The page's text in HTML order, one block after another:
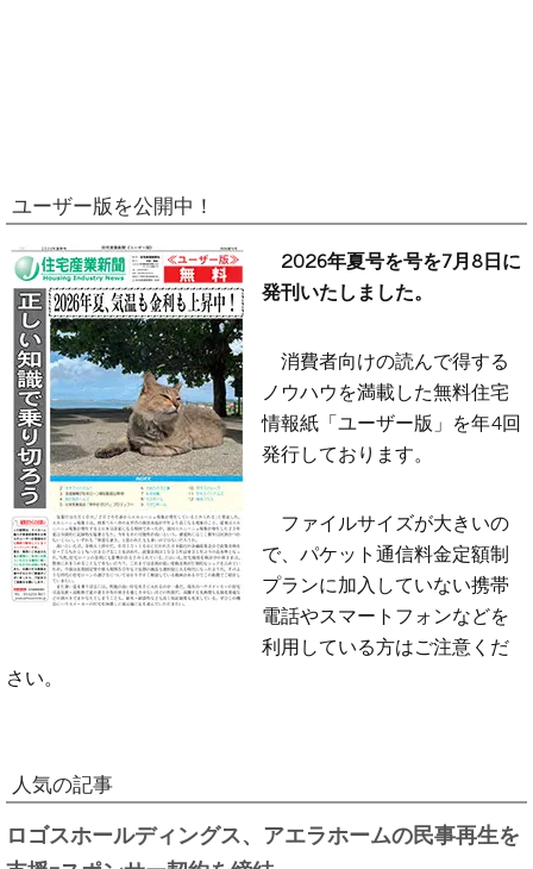
ユーザー版を公開中！
2026年夏号を号を7月8日に
発刊いたしました。
消費者向けの読んで得する
ノウハウを満載した無料住宅
情報紙「ユーザー版」を年4回
発行しております。
ファイルサイズが大きいの
で、パケット通信料金定額制
プランに加入していない携帯
電話やスマートフォンなどを
利用している方はご注意くだ
さい。
人気の記事
ロゴスホールディングス、アエラホームの民事再生を